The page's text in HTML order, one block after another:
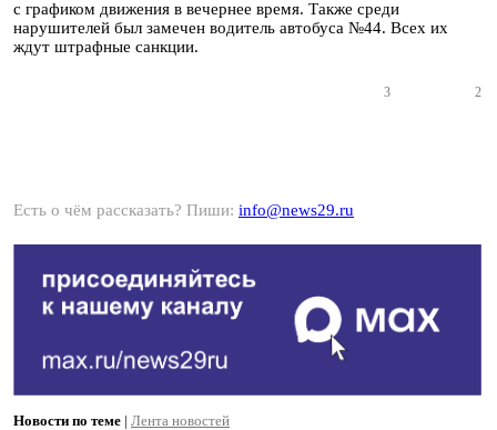
с графиком движения в вечернее время. Также среди
нарушителей был замечен водитель автобуса №44. Всех их
ждут штрафные санкции.
3 2
Есть о чём рассказать? Пиши: info@news29.ru
Новости по теме | Лента новостей